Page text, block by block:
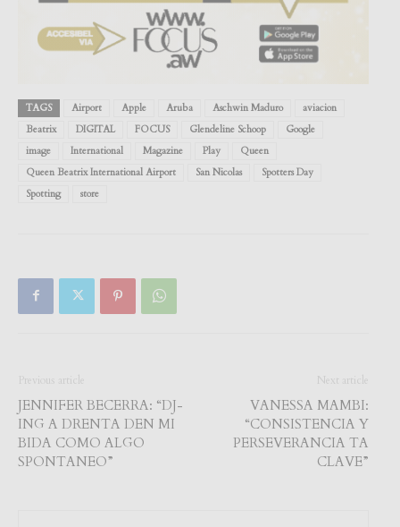
TAGS Airport Apple Aruba Aschwin Maduro
aviacion
Beatrix
DIGITAL FOCUS Glendeline Schoop
Google
image
International Magazine Play
Queen
Queen Beatrix International Airport
San Nicolas
Spotters Day
Spotting
store
Previous article
JENNIFER BECERRA: “DJ-
ING A DRENTA DEN MI
BIDA COMO ALGO
SPONTANEO”
Next article
VANESSA MAMBI:
“CONSISTENCIA Y
PERSEVERANCIA TA
CLAVE”